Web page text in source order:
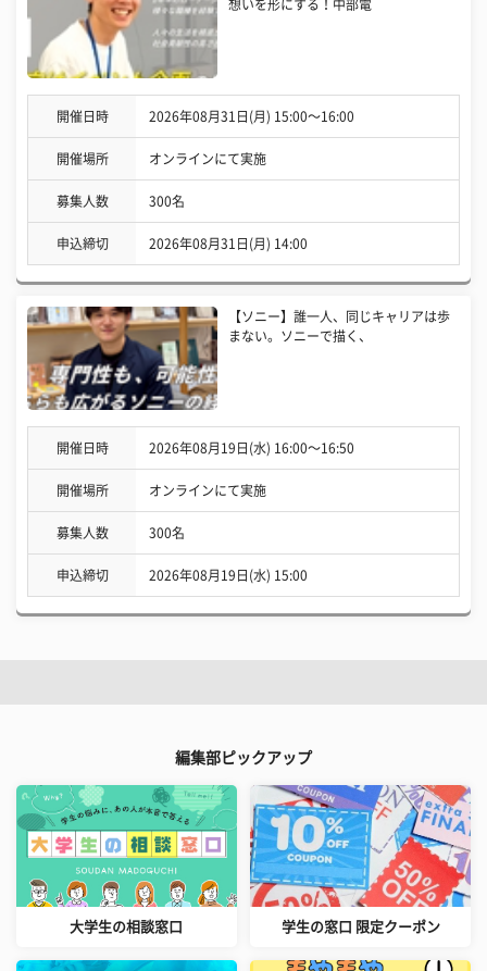
想いを形にする！中部電
開催日時 2026年08月31日(月) 15:00〜16:00
開催場所 オンラインにて実施
募集人数 300名
申込締切 2026年08月31日(月) 14:00
【ソニー】誰一人、同じキャリアは歩
まない。ソニーで描く、
開催日時 2026年08月19日(水) 16:00〜16:50
開催場所 オンラインにて実施
募集人数 300名
申込締切 2026年08月19日(水) 15:00
編集部ピックアップ
大学生の相談窓口 学生の窓口 限定クーポン